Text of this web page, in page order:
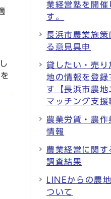
業経営塾を開催
す。
長浜市農業施策
る意見具申
貸したい・売り
地の情報を登録
す【長浜市農地
マッチング支援
農業労賃・農作
情報
農業経営に関す
調査結果
LINEからの農
ついて